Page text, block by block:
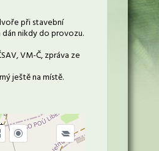
při stavební
dán nikdy do provozu.
VM-Č, zpráva ze
ještě na místě.